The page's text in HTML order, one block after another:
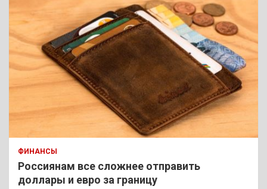
ФИНАНСЫ
Россиянам все сложнее отправить
доллары и евро за границу